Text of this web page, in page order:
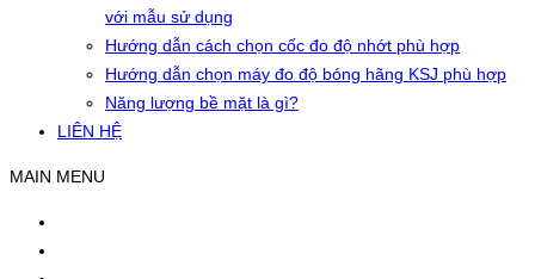
với mẫu sử dụng
Hướng dẫn cách chọn cốc đo độ nhớt phù hợp
Hướng dẫn chọn máy đo độ bóng hãng KSJ phù hợp
Năng lượng bề mặt là gì?
LIÊN HỆ
MAIN MENU